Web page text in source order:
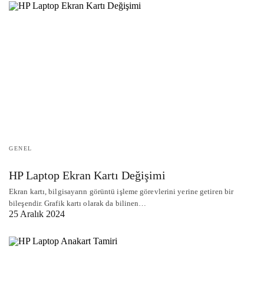
GENEL
HP Laptop Ekran Kartı Değişimi
Ekran kartı, bilgisayarın görüntü işleme görevlerini yerine getiren bir
bileşendir. Grafik kartı olarak da bilinen…
25 Aralık 2024